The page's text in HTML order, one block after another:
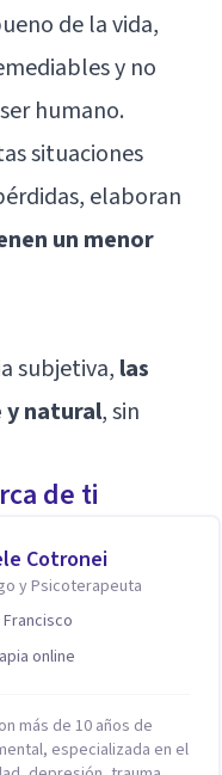
de la vida,
y no
humano.
situaciones
elaboran
un menor
subjetiva, las
y natural, sin
de ti
Cotronei
y Psicoterapeuta
Francisco
online
más de 10 años de
especializada en el